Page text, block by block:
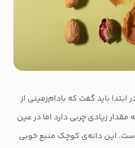
ابتدا باید گفت که بادام‌زمینی از
زیادی چربی دارد اما در عین
است. این دانه‌ی کوچک منبع خوبی